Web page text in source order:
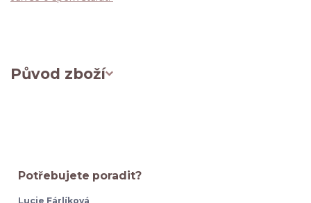
Původ zboží
Potřebujete poradit?
Lucie Fárlíková